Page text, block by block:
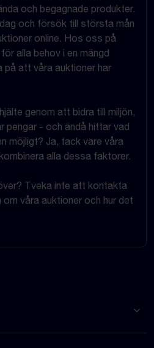
och begagnade produkter.
och försök till största mån
online. Hos oss på
alla behov i en mängd
på att våra auktioner har
genom att bidra till miljön,
pengar - och ändå hittar vad
möjligt? Ja, tack vare våra
alla dessa faktorer.
Tveka inte att kontakta
våra auktioner och hur det